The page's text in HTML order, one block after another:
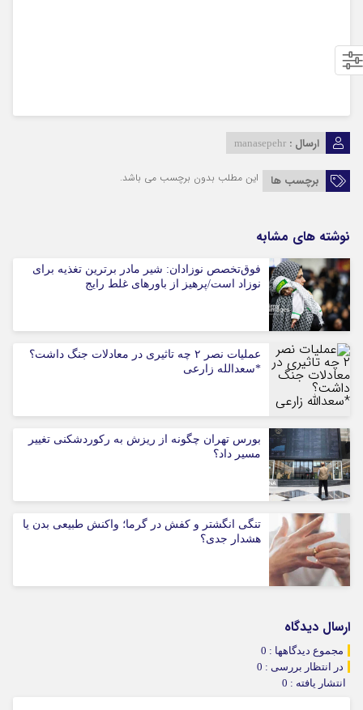
ارسال : manasepehr
برچسب ها این مطلب بدون برچسب می باشد.
نوشته های مشابه
فوق‌تخصص نوزادان: شیر مادر برترین تغذیه برای
نوزاد است/پرهیز از باورهای غلط رایج
عملیات نصر ۲ چه تاثیری در معادلات جنگ داشت؟
*سعدالله زارعی
بورس تهران چگونه از ریزش به رکوردشکنی تغییر
مسیر داد؟
تنگی انگشتر و کفش در گرما؛ واکنش طبیعی بدن یا
هشدار جدی؟
ارسال دیدگاه
مجموع دیدگاهها : 0
در انتظار بررسی : 0
انتشار یافته : 0